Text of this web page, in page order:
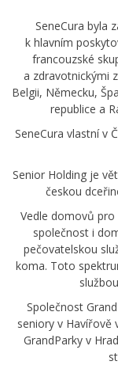
SeneCura byla
k hlavním
francouzské
a zdravotnickými
Belgii, Německu,
republice a
SeneCura vlastní v
Senior Holding je
českou
Vedle domovů pro
společnost i
pečovatelskou
koma. Toto
Společnost
seniory v Havířově
GrandParky v